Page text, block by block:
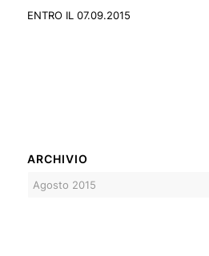
ENTRO IL 07.09.2015
ARCHIVIO